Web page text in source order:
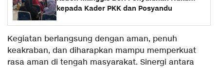
kepada Kader PKK dan Posyandu
Kegiatan berlangsung dengan aman, penuh
keakraban, dan diharapkan mampu memperkuat
rasa aman di tengah masyarakat. Sinergi antara